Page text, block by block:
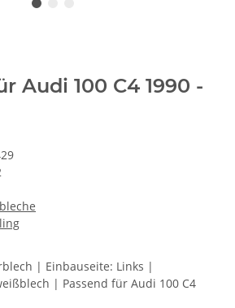
Audi 100 C4 1990 -
| Einbauseite: Links |
| Passend für Audi 100 C4